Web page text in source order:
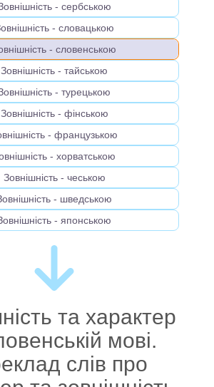
- сербською
- словацькою
- словенською
Зовнішність - тайською
- турецькою
Зовнішність - фінською
- французькою
- хорватською
Зовнішність - чеською
- шведською
- японською
та характер
мові.
слів про